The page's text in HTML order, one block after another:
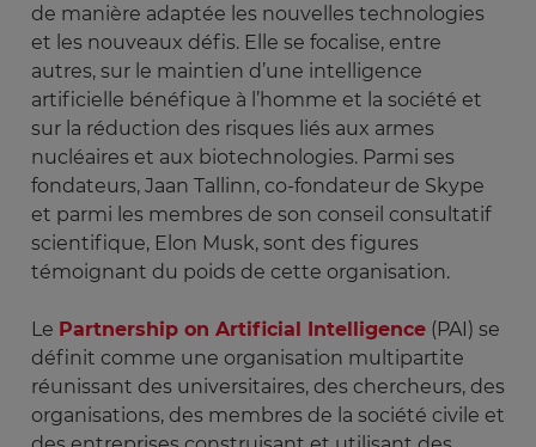
de manière adaptée les nouvelles technologies
et les nouveaux défis. Elle se focalise, entre
autres, sur le maintien d’une intelligence
artificielle bénéfique à l’homme et la société et
sur la réduction des risques liés aux armes
nucléaires et aux biotechnologies. Parmi ses
fondateurs, Jaan Tallinn, co-fondateur de Skype
et parmi les membres de son conseil consultatif
scientifique, Elon Musk, sont des figures
témoignant du poids de cette organisation.
Le Partnership on Artificial Intelligence (PAI) se
définit comme une organisation multipartite
réunissant des universitaires, des chercheurs, des
organisations, des membres de la société civile et